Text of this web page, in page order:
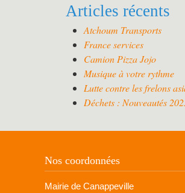
Articles récents
Atchoum Transports
France services
Camion Pizza Jojo
Musique à votre rythme
Lutte contre les frelons
Déchets : Nouveautés
Nos coordonnées
Mairie de Canappeville